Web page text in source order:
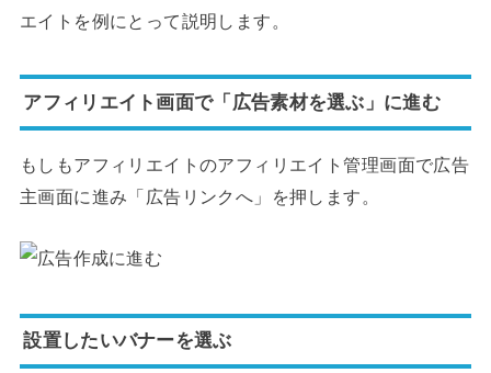
エイトを例にとって説明します。
アフィリエイト画面で「広告素材を選ぶ」に進む
もしもアフィリエイトのアフィリエイト管理画面で広告
主画面に進み「広告リンクへ」を押します。
設置したいバナーを選ぶ